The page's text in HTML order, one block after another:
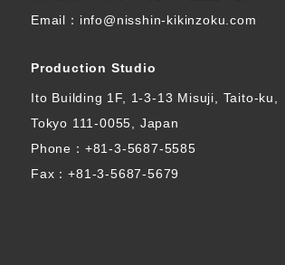
Email：info@nisshin-kikinzoku.com
Production Studio
Ito Building 1F, 1-3-13 Misuji, Taito-ku,
Tokyo 111-0055, Japan
Phone： +81-3-5687-5585
Fax：+81-3-5687-5679